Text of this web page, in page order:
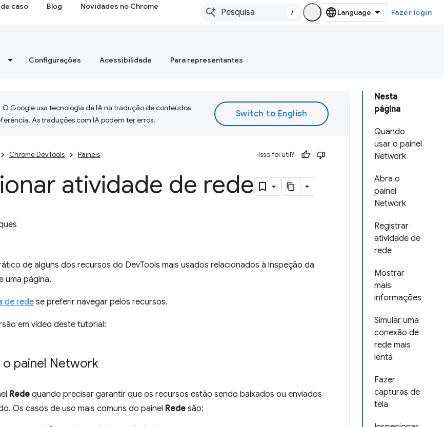
caso Blog Novidades no Chrome
/ Fazer login
Configurações Acessibilidade Para representantes
Nesta
página
Quando
usar o painel
Network
Abra o
painel
Network
Registrar
atividade de
rede
Mostrar
mais
informações
Simular uma
conexão de
rede mais
lenta
Fazer
capturas de
tela
O Google usa tecnologia de IA na tradução de conteúdos
As traduções com IA podem ter erros.
Chrome DevTools Painéis Isso foi útil?
atividade de rede
de alguns dos recursos do DevTools mais usados relacionados à inspeção da
uma página.
de rede se preferir navegar pelos recursos.
em vídeo deste tutorial:
painel Network
Rede quando precisar garantir que os recursos estão sendo baixados ou enviados
Os casos de uso mais comuns do painel Rede são: